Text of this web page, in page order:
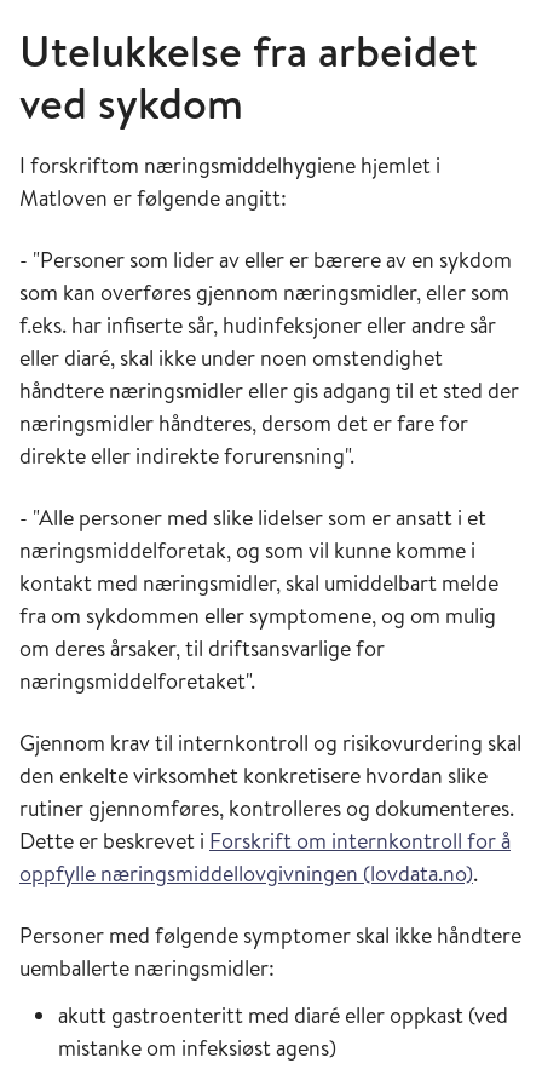
Utelukkelse fra arbeidet
ved sykdom
I forskriftom næringsmiddelhygiene hjemlet i
Matloven er følgende angitt:
- "Personer som lider av eller er bærere av en sykdom
som kan overføres gjennom næringsmidler, eller som
f.eks. har infiserte sår, hudinfeksjoner eller andre sår
eller diaré, skal ikke under noen omstendighet
håndtere næringsmidler eller gis adgang til et sted der
næringsmidler håndteres, dersom det er fare for
direkte eller indirekte forurensning".
- "Alle personer med slike lidelser som er ansatt i et
næringsmiddelforetak, og som vil kunne komme i
kontakt med næringsmidler, skal umiddelbart melde
fra om sykdommen eller symptomene, og om mulig
om deres årsaker, til driftsansvarlige for
næringsmiddelforetaket".
Gjennom krav til internkontroll og risikovurdering skal
den enkelte virksomhet konkretisere hvordan slike
rutiner gjennomføres, kontrolleres og dokumenteres.
Dette er beskrevet i Forskrift om internkontroll for å
oppfylle næringsmiddellovgivningen (lovdata.no).
Personer med følgende symptomer skal ikke håndtere
uemballerte næringsmidler:
akutt gastroenteritt med diaré eller oppkast (ved
mistanke om infeksiøst agens)